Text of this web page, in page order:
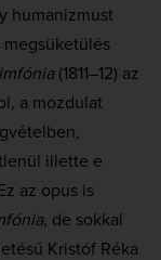
humanizmust
megsüketülés
(1811–12) az
a mozdulat
illette e
az opus is
de sokkal
Kristóf Réka